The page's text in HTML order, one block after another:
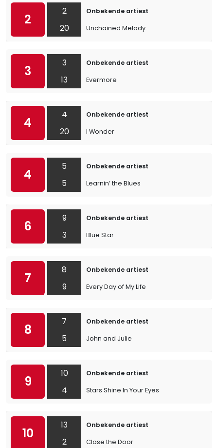
2
2
20
Onbekende artiest
Unchained Melody
3
3
13
Onbekende artiest
Evermore
4
4
20
Onbekende artiest
I Wonder
4
5
5
Onbekende artiest
Learnin’ the Blues
6
9
3
Onbekende artiest
Blue Star
7
8
9
Onbekende artiest
Every Day of My Life
8
7
5
Onbekende artiest
John and Julie
9
10
4
Onbekende artiest
Stars Shine In Your Eyes
10
13
2
Onbekende artiest
Close the Door